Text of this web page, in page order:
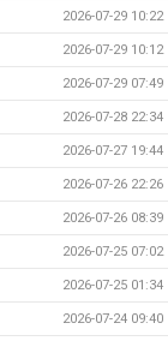
2026-07-29 10:22
2026-07-29 10:12
2026-07-29 07:49
2026-07-28 22:34
2026-07-27 19:44
2026-07-26 22:26
2026-07-26 08:39
2026-07-25 07:02
2026-07-25 01:34
2026-07-24 09:40